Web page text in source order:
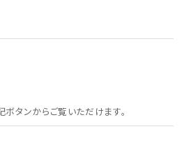
タンからご覧いただけます。